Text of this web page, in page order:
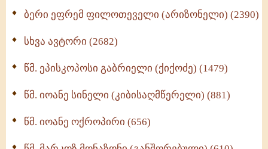
სულიერი ცხოვრების სახელმძღვანელო -
ნაწილი II (369)
ბერი ეფრემ ფილოთეველი (არიზონელი) (2390)
სხვა ავტორი (2682)
წმ. ეპისკოპოსი გაბრიელი (ქიქოძე) (1479)
წმ. იოანე სინელი (კიბისაღმწერელი) (881)
წმ. იოანე ოქროპირი (656)